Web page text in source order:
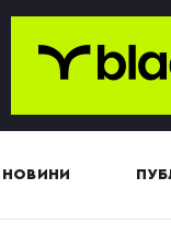
НОВИНИ